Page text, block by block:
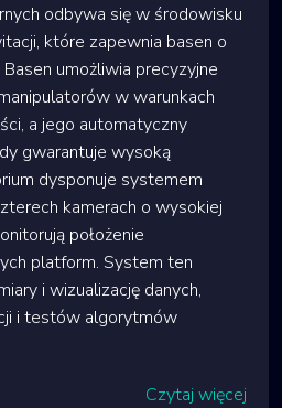
odbywa się w środowisku
które zapewnia basen o
umożliwia precyzyjne
w warunkach
a jego automatyczny
gwarantuje wysoką
dysponuje systemem
kamerach o wysokiej
położenie
platform. System ten
i wizualizację danych,
i testów algorytmów
Czytaj więcej